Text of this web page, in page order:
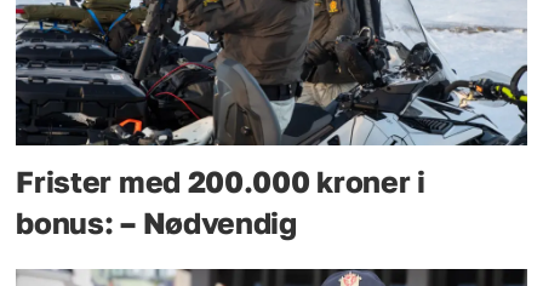
Frister med 200.000 kroner i
bonus: – Nødvendig